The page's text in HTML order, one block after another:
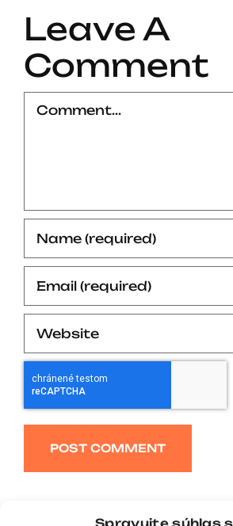
Leave A
Comment
Comment